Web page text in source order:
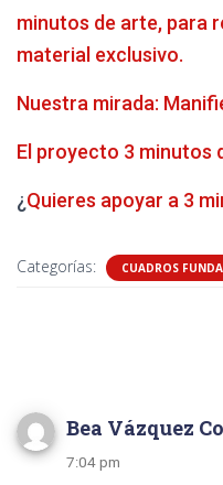
minutos de arte, para
material exclusivo.
Nuestra mirada:
El proyecto 3 minutos
¿Quieres apoyar a 3
Categorías: CUADROS
Bea Vázquez
7:04 pm